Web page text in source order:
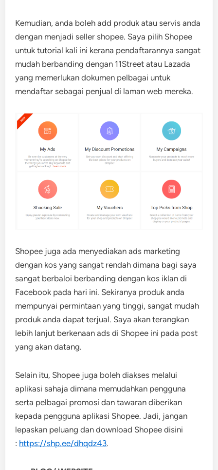
Kemudian, anda boleh add produk atau servis anda
dengan menjadi seller shopee. Saya pilih Shopee
untuk tutorial kali ini kerana pendaftarannya sangat
mudah berbanding dengan 11Street atau Lazada
yang memerlukan dokumen pelbagai untuk
mendaftar sebagai penjual di laman web mereka.
Shopee juga ada menyediakan ads marketing
dengan kos yang sangat rendah dimana bagi saya
sangat berbaloi berbanding dengan kos iklan di
Facebook pada hari ini. Sekiranya produk anda
mempunyai permintaan yang tinggi, sangat mudah
produk anda dapat terjual. Saya akan terangkan
lebih lanjut berkenaan ads di Shopee ini pada post
yang akan datang.
Selain itu, Shopee juga boleh diakses melalui
aplikasi sahaja dimana memudahkan pengguna
serta pelbagai promosi dan tawaran diberikan
kepada pengguna aplikasi Shopee. Jadi, jangan
lepaskan peluang dan download Shopee disini
: https://shp.ee/dhqdz43.